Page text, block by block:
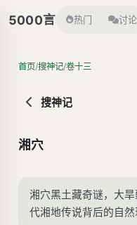
5000言 热门 讨论
首页/搜神记/卷十三
搜神记
湘穴
湘穴黑土藏奇谜，大
代湘地传说背后的自然